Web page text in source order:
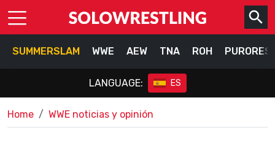
SUMMERSLAM WWE AEW TNA ROH
LANGUAGE: ES
Home WWE noticias y opinión